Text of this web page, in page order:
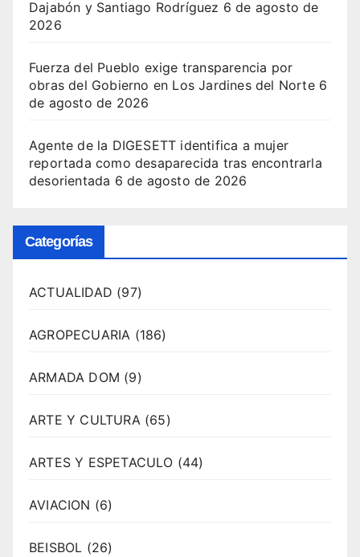
Dajabón y Santiago Rodríguez 6 de agosto de
2026
Fuerza del Pueblo exige transparencia por
obras del Gobierno en Los Jardines del Norte 6
de agosto de 2026
Agente de la DIGESETT identifica a mujer
reportada como desaparecida tras encontrarla
desorientada 6 de agosto de 2026
Categorías
ACTUALIDAD (97)
AGROPECUARIA (186)
ARMADA DOM (9)
ARTE Y CULTURA(65)
ARTES Y ESPETACULO (44)
AVIACION (6)
BEISBOL (26)